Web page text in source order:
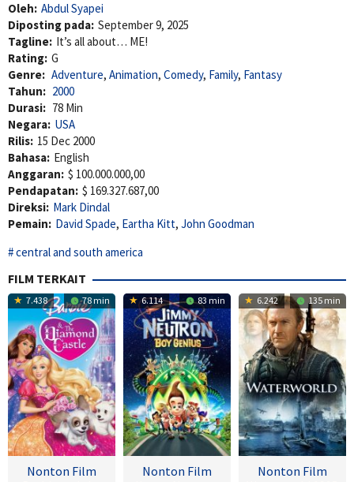
Oleh: Abdul Syapei
Diposting pada: September 9, 2025
Tagline: It’s all about… ME!
Rating: G
Genre: Adventure, Animation, Comedy, Family, Fantasy
Tahun: 2000
Durasi: 78 Min
Negara: USA
Rilis: 15 Dec 2000
Bahasa: English
Anggaran: $ 100.000.000,00
Pendapatan: $ 169.327.687,00
Direksi: Mark Dindal
Pemain: David Spade, Eartha Kitt, John Goodman
central and south america
FILM TERKAIT
7.438 78 min
Nonton Film
6.114 83 min
Nonton Film
6.242 135 min
Nonton Film